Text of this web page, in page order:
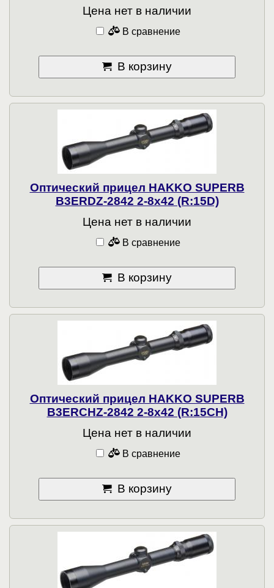
Цена нет в наличии
В сравнение
В корзину
Оптический прицел HAKKO SUPERB
B3ERDZ-2842 2-8x42 (R:15D)
Цена нет в наличии
В сравнение
В корзину
Оптический прицел HAKKO SUPERB
B3ERCHZ-2842 2-8x42 (R:15CH)
Цена нет в наличии
В сравнение
В корзину